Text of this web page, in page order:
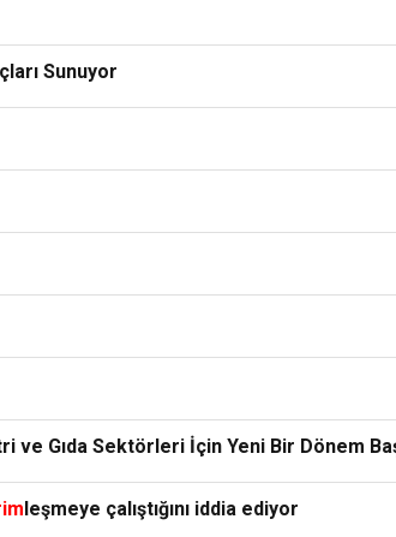
Sunuyor
ve Gıda Sektörleri İçin Yeni Bir Dönem
leşmeye çalıştığını iddia ediyor